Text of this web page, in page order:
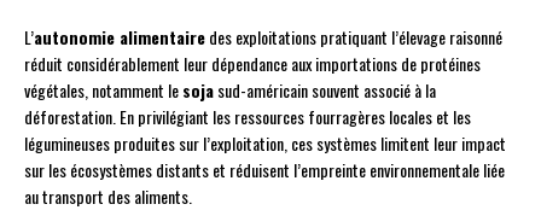
L’autonomie alimentairedes exploitations pratiquant l’élevage raisonné
réduit considérablement leur dépendance aux importations de protéines
végétales, notamment lesojasud-américain souvent associé à la
déforestation. En privilégiant les ressources fourragères locales et les
légumineuses produites sur l’exploitation, ces systèmes limitent leur impact
sur les écosystèmes distants et réduisent l’empreinte environnementale liée
au transport des aliments.